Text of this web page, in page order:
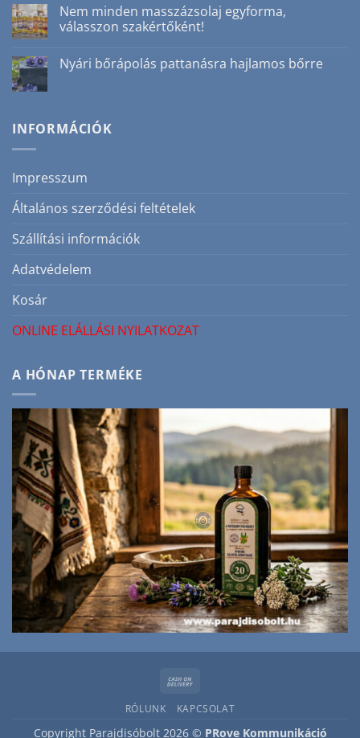
ok,
amiért
nem
szépségrutin
bejegyzéshez
Online
elállási
nyilatkozat
Nem minden masszázsolaj egyforma,
válasszon szakértőként!
a(z)
Nem
szakértőként!
bejegyzéshez
Nyári bőrápolás pattanásra hajlamos bőrre
bőrápolás
pattanásra
INFORMÁCIÓK
Impresszum
Általános szerződési feltételek
Szállítási információk
Adatvédelem
Kosár
ONLINE ELÁLLÁSI NYILATKOZAT
A HÓNAP TERMÉKE
Delivery
RÓLUNK KAPCSOLAT
Copyright Parajdisóbolt 2026 © PRove Kommunikáció